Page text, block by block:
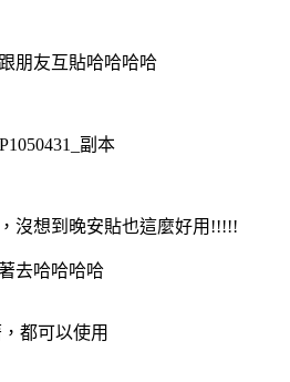
朋友互貼哈哈哈哈
沒想到晚安貼也這麼好用!!!!!
去哈哈哈哈
都可以使用